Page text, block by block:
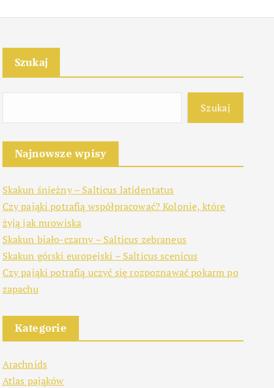
Szukaj
Szukaj
Najnowsze wpisy
Skakun śnieżny – Salticus latidentatus
Czy pająki potrafią współpracować? Kolonie, które
żyją jak mrowiska
Skakun biało-czarny – Salticus zebraneus
Skakun górski europejski – Salticus scenicus
Czy pająki potrafią uczyć się rozpoznawać pokarm po
zapachu
Kategorie
Arachnids
Atlas pająków